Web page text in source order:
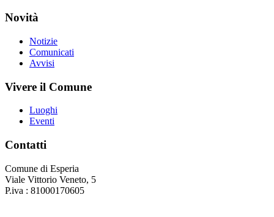
Novità
Notizie
Comunicati
Avvisi
Vivere il Comune
Luoghi
Eventi
Contatti
Comune di Esperia
Viale Vittorio Veneto, 5
P.iva : 81000170605